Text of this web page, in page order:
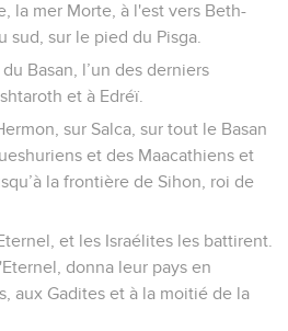
la mer Morte, à l'est vers Beth-
sur le pied du Pisga.
Basan, l’un des derniers
et à Edréï.
sur Salca, sur tout le Basan
et des Maacathiens et
la frontière de Sihon, roi de
et les Israélites les battirent.
donna leur pays en
aux Gadites et à la moitié de la